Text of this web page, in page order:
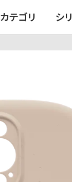
カテゴリ シ